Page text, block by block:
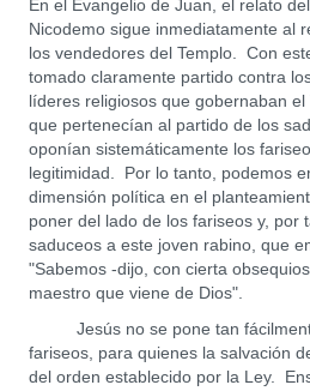
En el Evangelio de Juan, el relato
Nicodemo sigue inmediatamente al
los vendedores del Templo. Con
tomado claramente partido contra
líderes religiosos que gobernaban
que pertenecían al partido de los
oponían sistemáticamente los
legitimidad. Por lo tanto, podemos
dimensión política en el
poner del lado de los fariseos y, por
saduceos a este joven rabino, que
"Sabemos -dijo, con cierta
maestro que viene de Dios".
Jesús no se pone tan
fariseos, para quienes la salvación
del orden establecido por la Ley.